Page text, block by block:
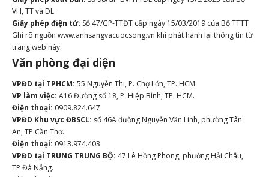
VH, TT và DL
Giấy phép điện tử: Số 47/GP-TTĐT cấp ngày 15/03/2019 của Bộ TTTT
Ghi rõ nguồn www.anhsangvacuocsong.vn khi phát hành lại thông tin từ
trang web này.
Văn phòng đại diện
VPĐD tại TPHCM: 55 Nguyễn Thi, P. Chợ Lớn, TP. HCM.
VP làm việc: A16 Đường số 18, P. Hiệp Bình, TP. HCM.
Điện thoại: 0909.824.647
VPĐD Khu vực ĐBSCL: số 46A đường Nguyễn Văn Linh, phường Tân
An, TP Cần Thơ.
Điện thoại: 0913.974.403
VPĐD tại TRUNG TRUNG BỘ: 47 Lê Hồng Phong, phường Hải Châu,
TP Đà Nẵng.